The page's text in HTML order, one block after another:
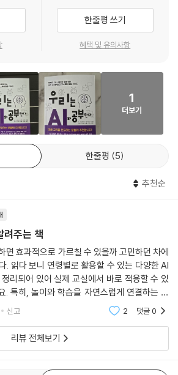
한줄평 쓰기
혜택 및 유의사항
1
더보기
한줄평 5
추천순
려주는 책
면 효과적으로 가르칠 수 있을까 고민하던 차에
. 읽다 보니 연령별로 활용할 수 있는 다양한 AI
리되어 있어 실제 교실에서 바로 적용할 수 있
. 특히, 놀이와 학습을 자연스럽게 연결하는 활
있게 배우기에 좋을 것 같았습니다. AI 교육이
신고 2 댓글0
리뷰 전체보기